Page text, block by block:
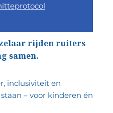
rijden ruiters
samen.
inclusiviteit en
– voor kinderen én